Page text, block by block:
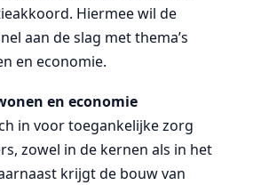
Hiermee wil de
aan de slag met thema’s
en economie.
en economie
in voor toegankelijke zorg
zowel in de kernen als in het
krijgt de bouw van